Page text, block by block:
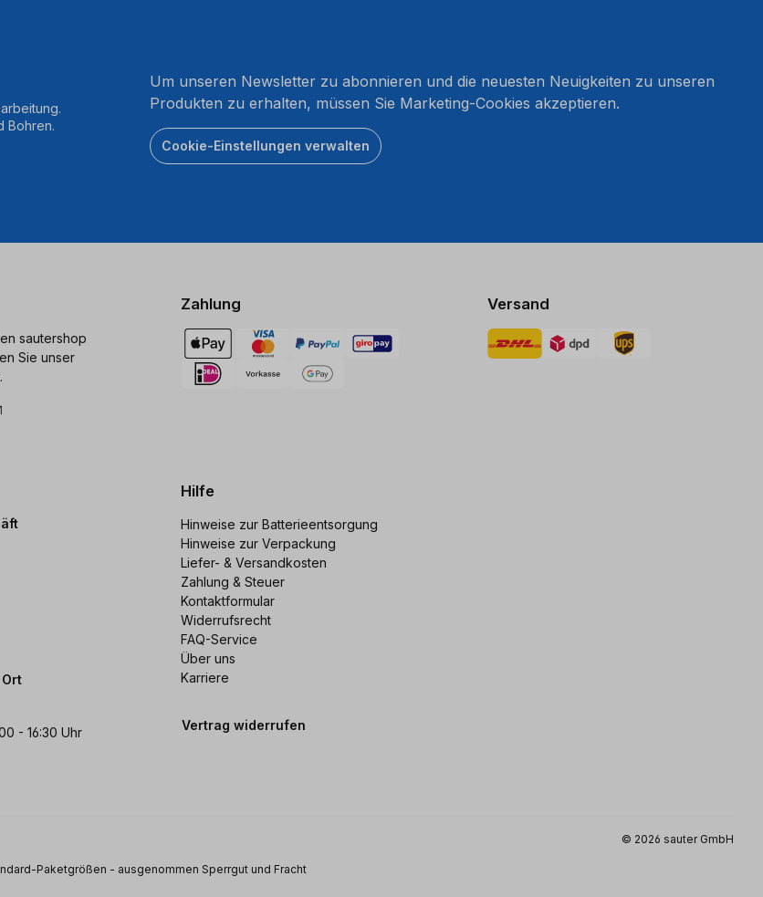
Bohren.
Um unseren Newsletter zu abonnieren und die neuesten Neuigkeiten zu unseren
Produkten zu erhalten, müssen Sie Marketing-Cookies akzeptieren.
Cookie-Einstellungen verwalten
sautershop
Sie unser
Zahlung Versand
- 16:30 Uhr
Hilfe
Hinweise zur Batterieentsorgung
Hinweise zur Verpackung
Liefer- & Versandkosten
Zahlung & Steuer
Kontaktformular
Widerrufsrecht
FAQ-Service
Über uns
Karriere
Vertrag widerrufen
© 2026 sauter GmbH
Paketgrößen - ausgenommen Sperrgut und Fracht